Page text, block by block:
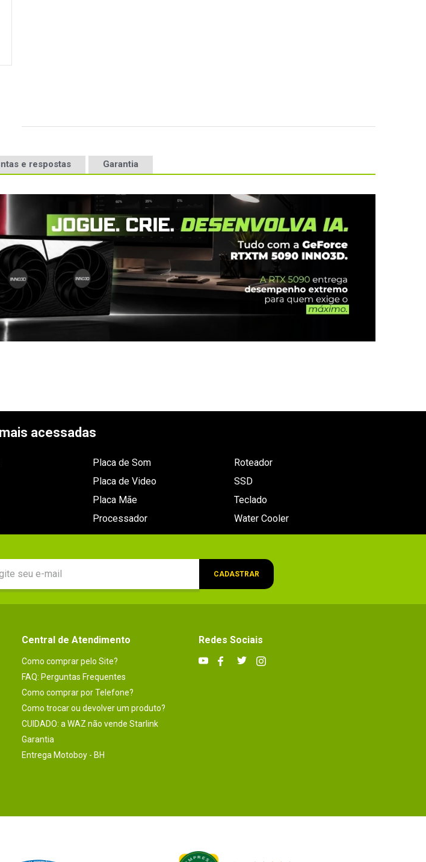
e respostas Garantia
acessadas
Placa de Som
Placa de Video
Placa Mãe
Processador
Roteador
SSD
Teclado
Water Cooler
CADASTRAR
Central de Atendimento
Como comprar pelo Site?
FAQ: Perguntas Frequentes
Como comprar por Telefone?
Como trocar ou devolver um produto?
CUIDADO: a WAZ não vende Starlink
Garantia
Entrega Motoboy - BH
Redes Sociais